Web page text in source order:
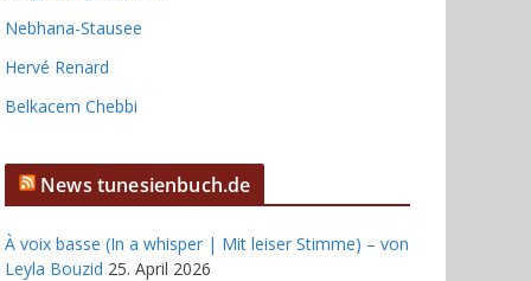
Nebhana-Stausee
Hervé Renard
Belkacem Chebbi
News tunesienbuch.de
À voix basse (In a whisper | Mit leiser Stimme) – von
Leyla Bouzid 25. April 2026